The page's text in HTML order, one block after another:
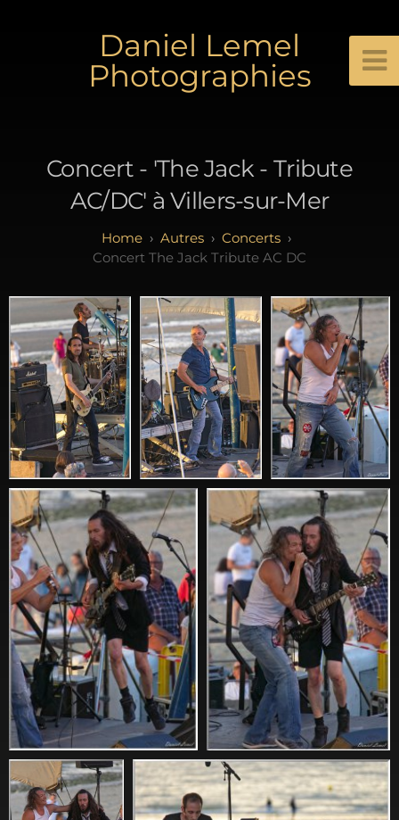
Daniel Lemel
Photographies
Concert - 'The Jack - Tribute
AC/DC' à Villers-sur-Mer
Autres
Concerts
Concert The Jack Tribute AC DC